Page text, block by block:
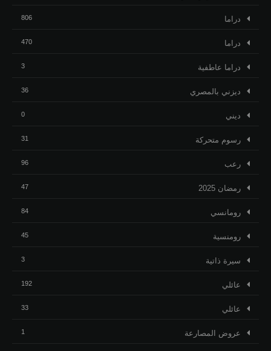
دراما 806
دراما 470
دراما عاطفية 3
ديزني بالمصري 36
ديني 0
رسوم متحركة 31
رعب 96
رمضان 2025 47
رومانسي 84
رومنسية 45
ﺳﻴﺮﺓ ﺫاﺗﻴﺔ 3
عائلي 192
عائلي 33
عروض المصارعة 1